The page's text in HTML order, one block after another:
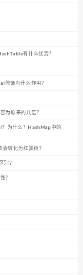
有什么优势？
饰有什么作用？
为原来的几倍？
为什么？HashMap中的
转化为红黑树？
别？
？